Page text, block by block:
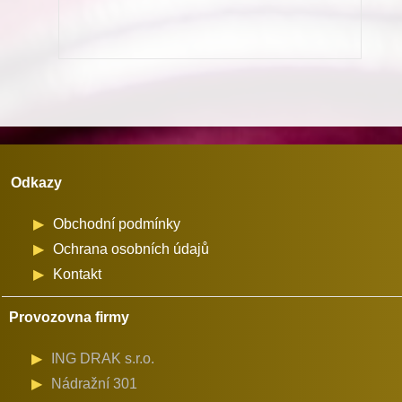
Odkazy
Obchodní podmínky
Ochrana osobních údajů
Kontakt
Provozovna firmy
ING DRAK s.r.o.
Nádražní 301